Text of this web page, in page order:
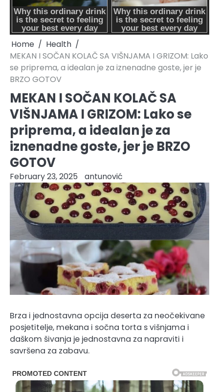
Home
Health
MEKAN I SOČAN KOLAČ SA VIŠNJAMA I GRIZOM: Lako
se priprema, a idealan je za iznenadne goste, jer je
BRZO GOTOV
MEKAN I SOČAN KOLAČ SA
VIŠNJAMA I GRIZOM: Lako se
priprema, a idealan je za
iznenadne goste, jer je BRZO
GOTOV
February 23, 2025 antunović
Brza i jednostavna opcija deserta za neočekivane
posjetitelje, mekana i sočna torta s višnjama i
daškom šivanja je jednostavna za napraviti i
savršena za zabavu.